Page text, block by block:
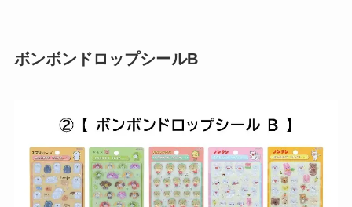
ボンボンドロップシールB